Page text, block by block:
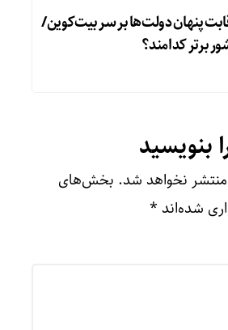
پنهان دولت‌ها بر سر بیت‌کوین/
بنویسید
نخواهد شد. بخش‌های
شده‌اند *